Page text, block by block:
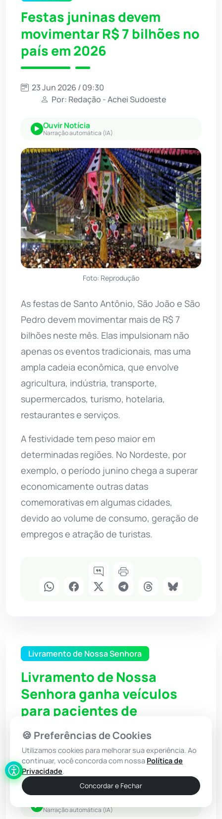
Festas juninas devem
movimentar R$ 7 bilhões no
país em 2026
23 Jun 2026 / 09:30
Por: Redação - Achei Sudoeste
Ouvir Notícia
Narração automática (IA)
Foto: Reprodução
As festas de Santo Antônio, São João e São
Pedro devem movimentar mais de R$ 7
bilhões neste mês. Elas impulsionam não
apenas os eventos tradicionais, mas uma
ampla cadeia econômica, que envolve
agricultura, indústria, transporte,
supermercados, turismo, hotelaria,
restaurantes e serviços.
A festividade tem peso maior em
determinadas regiões. No Nordeste, por
exemplo, o período junino chega a superar
economicamente outras datas
comemorativas em algumas cidades,
devido ao volume de consumo, geração de
empregos e atração de turistas.
Livramento de Nossa Senhora
Livramento de Nossa
Senhora ganha veículos
para pacientes de
hemodiálise
18 Jun 2026 / 15:30
Por: Redação - Achei Sudoeste
Narração automática (IA)
🍪 Preferências de Cookies
Utilizamos cookies para melhorar sua experiência. Ao
continuar, você concorda com nossa Política de
Privacidade.
Concordar e Fechar